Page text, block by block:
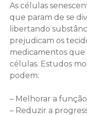
As células
que param de se
libertando
prejudicam os
medicamentos que
células. Estudos
podem:
– Melhorar a
– Reduzir a